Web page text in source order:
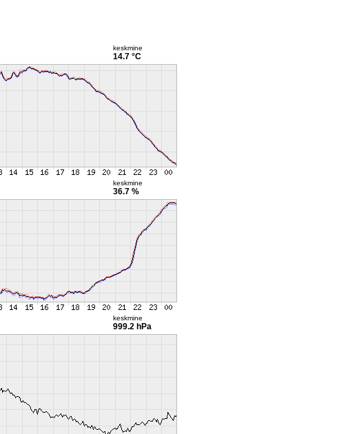
keskmine
14.7 °C
keskmine
36.7 %
keskmine
999.2 hPa